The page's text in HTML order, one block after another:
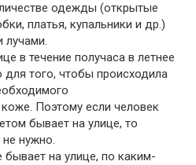
одежды (открытые
платья, купальники и др.)
в течение получаса в летнее
того, чтобы происходила
Поэтому если человек
бывает на улице, то
нужно.
на улице, по каким-